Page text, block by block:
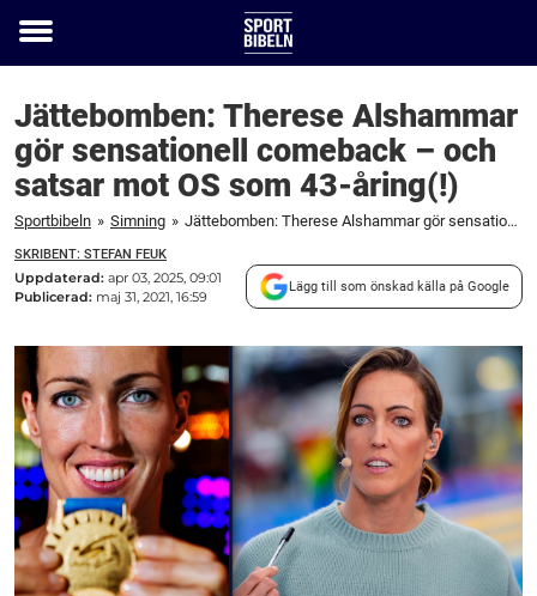
Toggle
Jättebomben: Therese Alshammar
gör sensationell comeback – och
satsar mot OS som 43-åring(!)
Sportbibeln » Simning » Jättebomben: Therese Alshammar gör sensationell comeback – och satsar mot OS som 43-åring(!)
SKRIBENT: STEFAN FEUK
Uppdaterad: apr 03, 2025, 09:01
Publicerad: maj 31, 2021, 16:59
Lägg till som önskad källa på Google